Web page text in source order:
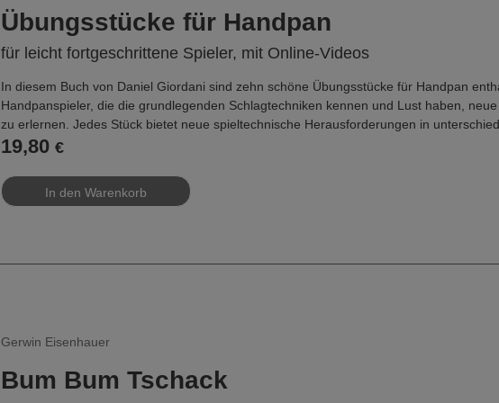
Übungsstücke für Handpan
für leicht fortgeschrittene Spieler, mit Online-Videos
In diesem Buch von Daniel Giordani sind zehn schöne Übungsstücke für Handpan
Handpanspieler, die die grundlegenden Schlagtechniken kennen und Lust haben,
zu erlernen. Jedes Stück bietet neue spieltechnische Herausforderungen in
vertiefen und Zeit und Raum zu vergessen.
19,80 €
Gerwin Eisenhauer
Bum Bum Tschack